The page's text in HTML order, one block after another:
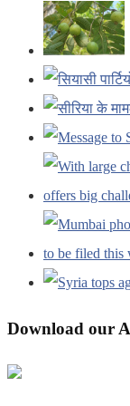
Download our